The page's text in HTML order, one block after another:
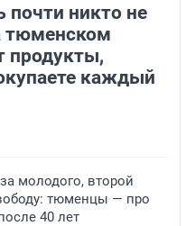
почти никто не
тюменском
продукты,
каждый
молодого, второй
тюменцы — про
40 лет